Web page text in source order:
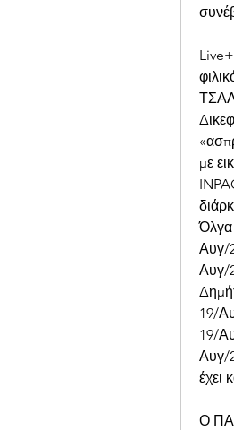
με
Όλγα
Αυγ/
Αυγ/
19/
19/
Αυγ/
έχει
Ο